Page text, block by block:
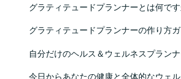
グラティテュードプランナーとは何です
グラティテュードプランナーの作り方
自分だけのヘルス＆ウェルネスプラン
今日からあなたの健康と全体的なウェ